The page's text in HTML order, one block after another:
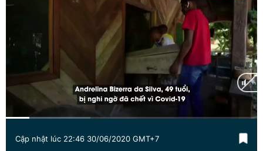
Chuyên mục
Chuyên mục khác
Chào ngày mới Tin 24h
Tin thị trường Tin 360
Thông tin tài khoản
Đổi mật khẩu
Tin đã lưu
Tin đã xem
Đăng xuất
Time
Cập nhật lúc 22:46 30/06/2020 GMT+7